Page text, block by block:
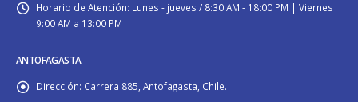
Horario de Atención: Lunes - jueves / 8:30 AM - 18:00 PM | Viernes
9:00 AM a 13:00 PM
ANTOFAGASTA
Dirección: Carrera 885, Antofagasta, Chile.